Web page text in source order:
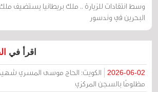
وسط انتقادات للزيارة .. ملك بريطانيا يستضيف ملك
البحرين في وندسور
اقرأ في
2026-06-02
الكويت: الحاج موسى المسري
مظلومًا بالسجن المركزي